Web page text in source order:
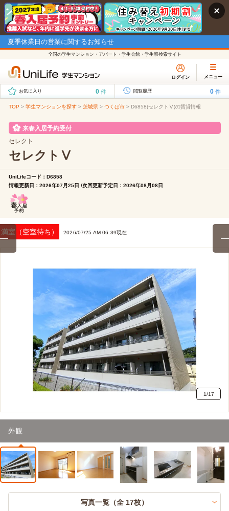
夏季休業日の営業に関するお知らせ
全国の学生マンション・アパート・学生会館・学生寮検索サイト
ログイン メニュー
お気に入り 0 件 閲覧履歴 0 件
TOP > 学生マンションを探す > 茨城県 > つくば市 > D6858(セレクトⅤ)の賃貸情報
来春入居予約受付
セレクト
セレクトⅤ
UniLifeコード：D6858
情報更新日：2026年07月25日 /次回更新予定日：2026年08月08日
満室（空室待ち） 2026/07/25 AM 06:39現在
外観
1/17
写真一覧（全 17枚）